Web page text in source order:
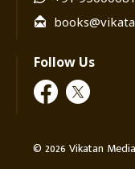
இருக்கிறார்
கட்டுரைகள்
கைகளில்
Follow Us
© 2026 Vikatan